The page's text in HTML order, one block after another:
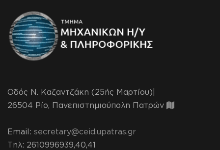
Οδός Ν. Καζαντζάκη (25ής Μαρτίου)|
26504 Ρίο, Πανεπιστημιούπολη Πατρών
Email: secretary@ceid.upatras.gr
Τηλ: 2610996939,40,41